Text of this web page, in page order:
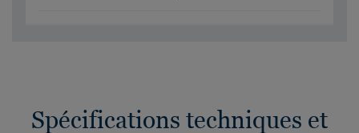
Spécifications techniques et